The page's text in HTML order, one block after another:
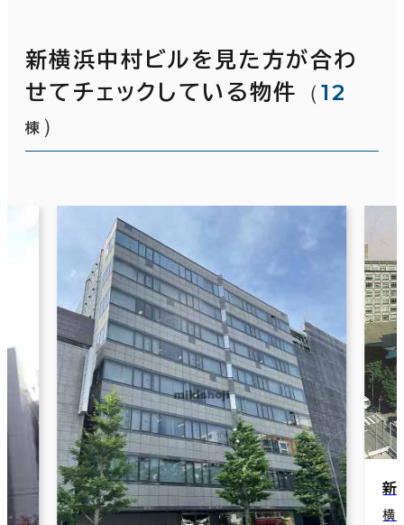
新横浜中村ビルを見た方が合わ
せてチェックしている物件
（12
棟 ）
新横浜
横浜市